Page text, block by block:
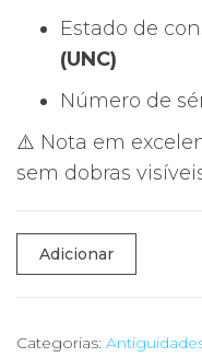
Estado de
(UNC)
Número de
⚠️ Nota em
sem dobras
Quantidade
de
Nota
Adicionar
Categorias: